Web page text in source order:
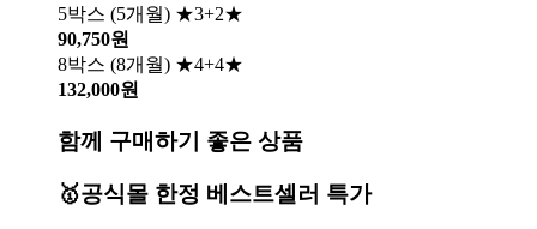
5박스 (5개월) ★3+2★
90,750원
8박스 (8개월) ★4+4★
132,000원
함께 구매하기 좋은 상품
🥇공식몰 한정 베스트셀러 특가